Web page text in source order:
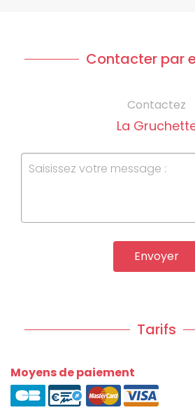
Contacter par
Contactez
La
Envoyer
Tarifs
Moyens de paiement